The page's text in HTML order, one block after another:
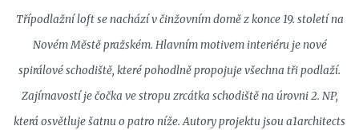
Třípodlažní loft se nachází v činžovním domě z konce 19. století na
Novém Městě pražském. Hlavním motivem interiéru je nové
spirálové schodiště, které pohodlně propojuje všechna tři podlaží.
Zajímavostí je čočka ve stropu zrcátka schodiště na úrovni 2. NP,
která osvětluje šatnu o patro níže. Autory projektu jsou a1architects